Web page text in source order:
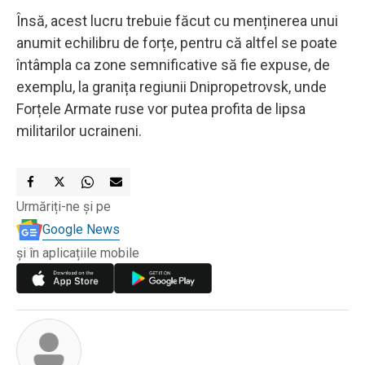
Însă, acest lucru trebuie făcut cu menținerea unui
anumit echilibru de forțe, pentru că altfel se poate
întâmpla ca zone semnificative să fie expuse, de
exemplu, la granița regiunii Dnipropetrovsk, unde
Forțele Armate ruse vor putea profita de lipsa
militarilor ucraineni.
Urmăriți-ne și pe
Google News
și în aplicațiile mobile